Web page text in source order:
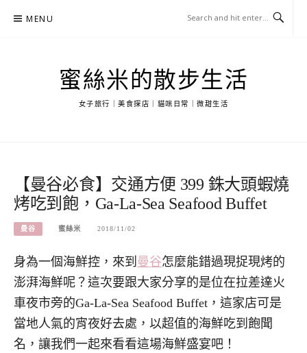
MENU
蜜絲米的散步生活
女子旅行｜美食探店｜貓咪日常｜微甜生活
【曼谷必食】交通方便 399 銖大頭蝦燒
烤吃到飽，Ga-La-Sea Seafood Buffet
曼谷 蜜絲米 2018/11/02
身為一個海鮮控，來到 曼谷怎麼能錯過現捉現烤的
澎湃海鮮呢？這次要跟大家分享的是位在拉差達火
車夜市旁的Ga-La-Sea Seafood Buffet，這家店可是
當地人氣的宵夜好去處，以超值的海鮮吃到飽聞
名，讓我們一起來看看這場海鮮盛宴吧！